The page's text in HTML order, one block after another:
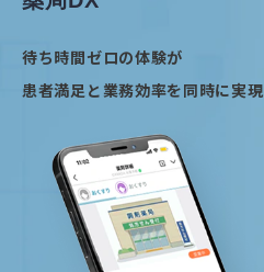
待ち時間ゼロの体験が
患者満足と業務効率を同時に実現